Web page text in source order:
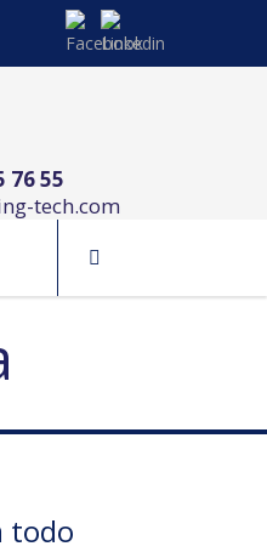
76 55
tech.com
todo